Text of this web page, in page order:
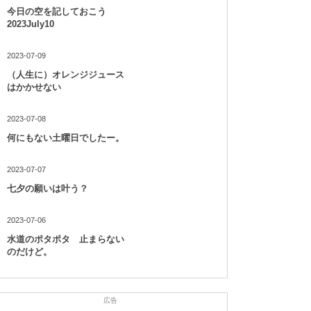
今日の空を記しておこう
2023July10
2023-07-09
（人生に）オレンジジュース
はかかせない
2023-07-08
何にもない土曜日でしたー。
2023-07-07
七夕の願いは叶う？
2023-07-06
水道のポタポタ 止まらない
のだけど。
広告